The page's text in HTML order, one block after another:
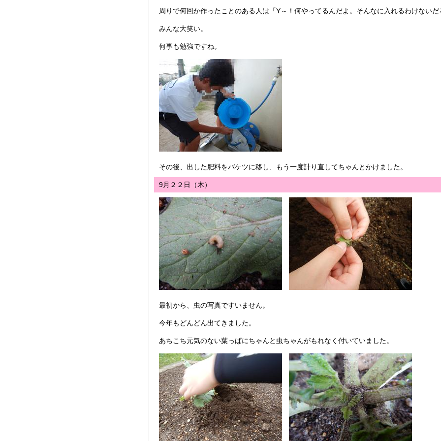
周りで何回か作ったことのある人は「Y～！何やってるんだよ。そんなに入れるわけないだ
みんな大笑い。
何事も勉強ですね。
その後、出した肥料をバケツに移し、もう一度計り直してちゃんとかけました。
9月２２日（木）
最初から、虫の写真ですいません。
今年もどんどん出てきました。
あちこち元気のない葉っぱにちゃんと虫ちゃんがもれなく付いていました。